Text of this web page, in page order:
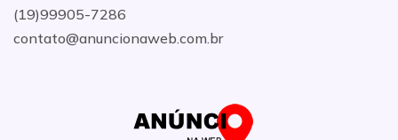
(19)99905-7286
contato@anuncionaweb.com.br